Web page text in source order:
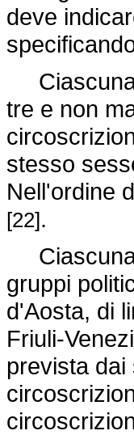
deve
Ciascuna
tre e non
stesso
Nell'ordine
[22].
Ciascuna
gruppi
d'Aosta, di
Friuli-
prevista